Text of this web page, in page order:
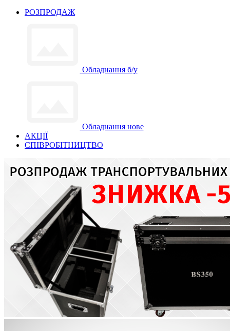
РОЗПРОДАЖ
Обладнання б/у
Обладнання нове
АКЦІЇ
СПІВРОБІТНИЦТВО